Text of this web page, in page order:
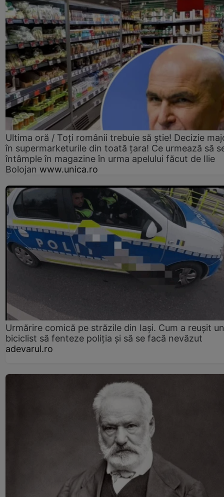
Ultima oră / Toți românii trebuie să știe! Decizie
în supermarketurile din toată țara! Ce urmează să
întâmple în magazine în urma apelului făcut de Ilie
Bolojan www.unica.ro
Urmărire comică pe străzile din Iași. Cum a reușit un
biciclist să fenteze poliția și să se facă nevăzut
adevarul.ro